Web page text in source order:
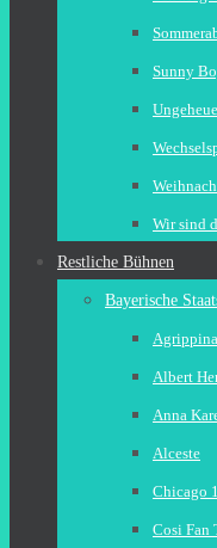
Sunny
Wir sind
Restliche Bühnen
Bayerische
Agrippina
Albert
Anna
Alceste
Chicago
Cosi Fan